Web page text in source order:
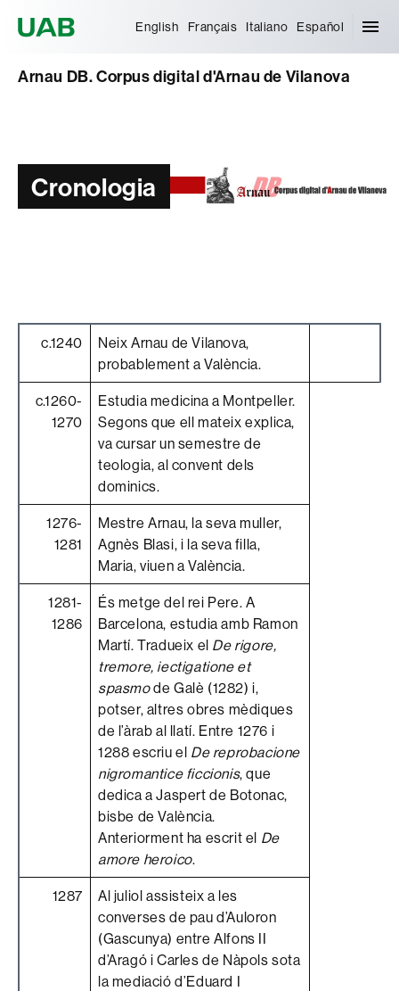
English Français Italiano Español
Arnau DB. Corpus digital d'Arnau de Vilanova
Cronologia
c.1240
Neix Arnau de Vilanova,
probablement a València.
c.1260-
1270
Estudia medicina a Montpeller.
Segons que ell mateix explica,
va cursar un semestre de
teologia, al convent dels
dominics.
1276-
1281
Mestre Arnau, la seva muller,
Agnès Blasi, i la seva filla,
Maria, viuen a València.
1281-
1286
És metge del rei Pere. A
Barcelona, estudia amb Ramon
Martí. Tradueix el De rigore,
tremore, iectigatione et
spasmode Galè (1282) i,
potser, altres obres mèdiques
de l’àrab al llatí. Entre 1276 i
1288 escriu el De reprobacione
nigromantice ficcionis, que
dedica a Jaspert de Botonac,
bisbe de València.
Anteriorment ha escrit el De
amore heroico.
1287
Al juliol assisteix a les
converses de pau d’Auloron
(Gascunya) entre Alfons II
d’Aragó i Carles de Nàpols sota
la mediació d’Eduard I